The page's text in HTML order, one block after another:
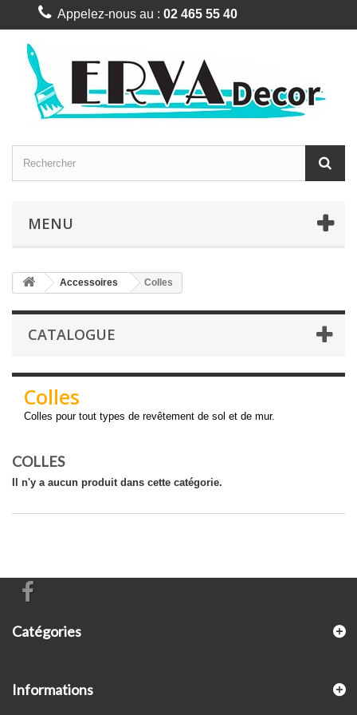
Appelez-nous au :02 465 55 40
MENU
Accessoires Colles
CATALOGUE
Colles
Colles pour tout types de revêtement de sol et de mur.
COLLES
Il n'y a aucun produit dans cette catégorie.
Catégories
Informations